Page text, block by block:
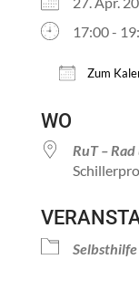
17:00 -
Zum
WO
RuT –
Selbsthilfe